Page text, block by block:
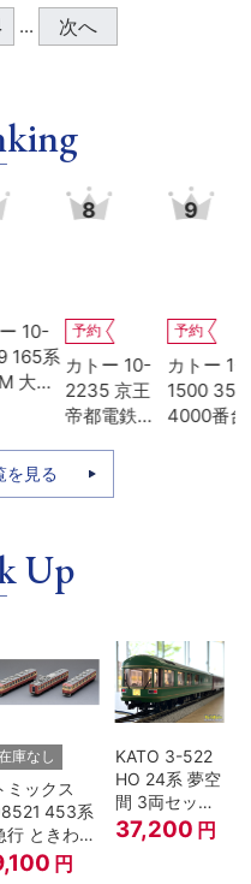
... 次へ
系
垣
予約
カトー 10-
2235 京王
帝都電鉄
房改造車 基
予約
カトー 10-
1500 35系
4000番台
を見る
Up
庫なし
ミックス
453系
行 ときわ
結3両セッ
ト Nゲージ
円
KATO 3-522
HO 24系 夢空
間 3両セット
HOゲージ
37,200 円